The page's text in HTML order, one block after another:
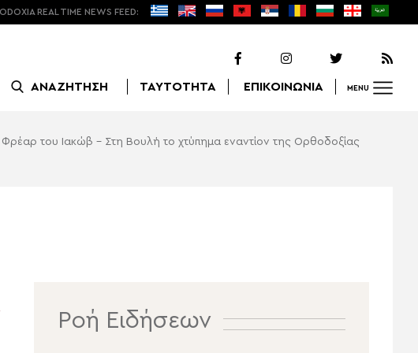
REAL TIME NEWS FEED:
ΑΝΑΖΗΤΗΣΗ ΤΑΥΤΟΤΗΤΑ ΕΠΙΚΟΙΝΩΝΙΑ MENU
Αναζήτηση
του Ιακώβ – Στη Βουλή το χτύπημα εναντίον της Ορθοδοξίας
Ροή Ειδήσεων